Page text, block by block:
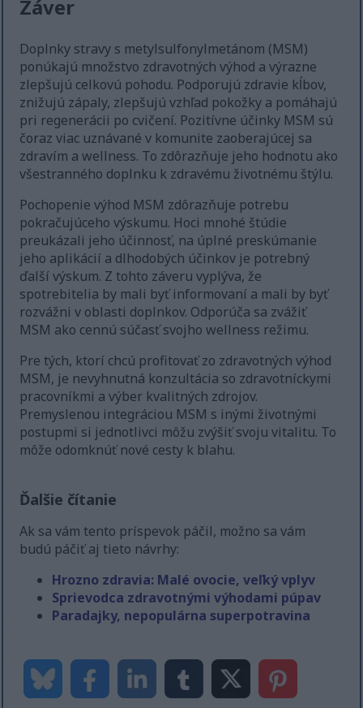
Záver
Doplnky stravy s metylsulfonylmetánom (MSM)
ponúkajú množstvo zdravotných výhod a výrazne
zlepšujú celkovú pohodu. Podporujú zdravie kĺbov,
znižujú zápaly, zlepšujú vzhľad pokožky a pomáhajú
pri regenerácii po cvičení. Pozitívne účinky MSM sú
čoraz viac uznávané v komunite zaoberajúcej sa
zdravím a wellness. To zdôrazňuje jeho hodnotu ako
všestranného doplnku k zdravému životnému štýlu.
Pochopenie výhod MSM zdôrazňuje potrebu
pokračujúceho výskumu. Hoci mnohé štúdie
preukázali jeho účinnosť, na úplné preskúmanie
jeho aplikácií a dlhodobých účinkov je potrebný
ďalší výskum. Z tohto záveru vyplýva, že
spotrebitelia by mali byť informovaní a mali by byť
rozvážni v oblasti doplnkov. Odporúča sa zvážiť
MSM ako cennú súčasť svojho wellness režimu.
Pre tých, ktorí chcú profitovať zo zdravotných výhod
MSM, je nevyhnutná konzultácia so zdravotníckymi
pracovníkmi a výber kvalitných zdrojov.
Premyslenou integráciou MSM s inými životnými
postupmi si jednotlivci môžu zvýšiť svoju vitalitu. To
môže odomknúť nové cesty k blahu.
Ďalšie čítanie
Ak sa vám tento príspevok páčil, možno sa vám
budú páčiť aj tieto návrhy:
Hrozno zdravia: Malé ovocie, veľký vplyv
Sprievodca zdravotnými výhodami púpav
Paradajky, nepopulárna superpotravina